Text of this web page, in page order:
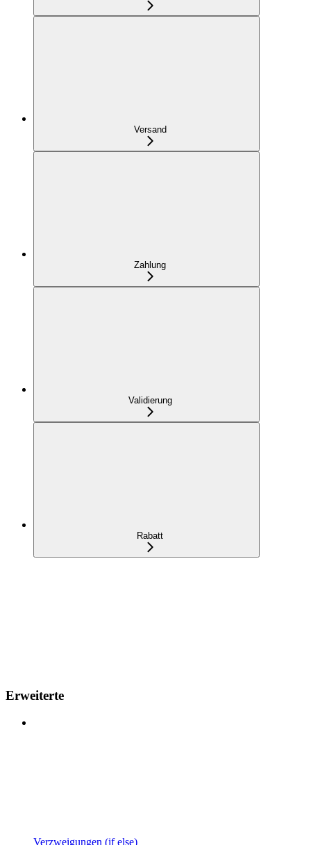
Versand
Zahlung
Validierung
Rabatt
Erweiterte
Verzweigungen (if else)